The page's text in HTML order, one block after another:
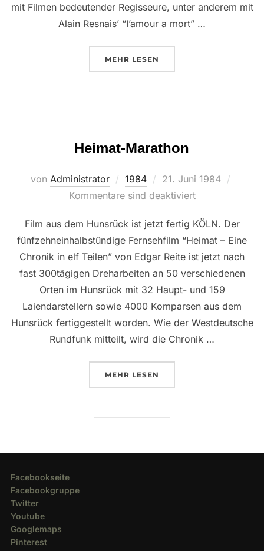
mit Filmen bedeutender Regisseure, unter anderem mit
Alain Resnais’ “I’amour a mort” …
MEHR ÜBER “MARATHON VOM
LESEN
Heimat-Marathon
von Administrator 1984
Veröffentlicht
am
21. Juni 1984
Kommentare sind deaktiviert
Film aus dem Hunsrück ist jetzt fertig KÖLN. Der
fünfzehneinhalbstündige Fernsehfilm “Heimat – Eine
Chronik in elf Teilen” von Edgar Reite ist jetzt nach
fast 300tägigen Dreharbeiten an 50 verschiedenen
Orten im Hunsrück mit 32 Haupt- und 159
Laiendarstellern sowie 4000 Komparsen aus dem
Hunsrück fertiggestellt worden. Wie der Westdeutsche
Rundfunk mitteilt, wird die Chronik …
MEHR ÜBER “HEIMAT-MARATHON”
LESEN
Facebookseite
Facebookgruppe
Twitter
Youtube
Googlemaps
Pinterest